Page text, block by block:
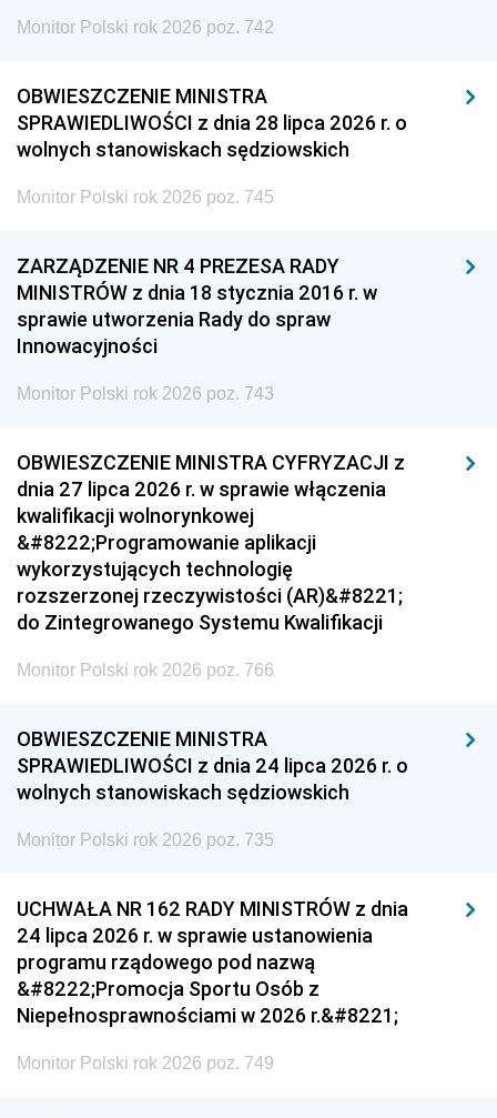
Monitor Polski rok 2026 poz. 742
OBWIESZCZENIE MINISTRA
SPRAWIEDLIWOŚCI z dnia 28 lipca 2026 r. o
wolnych stanowiskach sędziowskich
Monitor Polski rok 2026 poz. 745
ZARZĄDZENIE NR 4 PREZESA RADY
MINISTRÓW z dnia 18 stycznia 2016 r. w
sprawie utworzenia Rady do spraw
Innowacyjności
Monitor Polski rok 2026 poz. 743
OBWIESZCZENIE MINISTRA CYFRYZACJI z
dnia 27 lipca 2026 r. w sprawie włączenia
kwalifikacji wolnorynkowej
&#8222;Programowanie aplikacji
wykorzystujących technologię
rozszerzonej rzeczywistości (AR)&#8221;
do Zintegrowanego Systemu Kwalifikacji
Monitor Polski rok 2026 poz. 766
OBWIESZCZENIE MINISTRA
SPRAWIEDLIWOŚCI z dnia 24 lipca 2026 r. o
wolnych stanowiskach sędziowskich
Monitor Polski rok 2026 poz. 735
UCHWAŁA NR 162 RADY MINISTRÓW z dnia
24 lipca 2026 r. w sprawie ustanowienia
programu rządowego pod nazwą
&#8222;Promocja Sportu Osób z
Niepełnosprawnościami w 2026 r.&#8221;
Monitor Polski rok 2026 poz. 749